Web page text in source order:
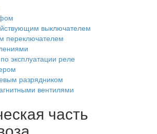
выключателем
переключателем
эксплуатации реле
разрядником
вентилями
часть